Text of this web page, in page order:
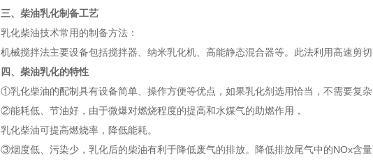
三、柴油乳化制备工艺
乳化柴油技术常用的制备方法：
机械搅拌法主要设备包括搅拌器、纳米乳化机、高能静态混合器等。此法利用高速剪
四、柴油乳化的特性
①乳化柴油的配制具有设备简单、操作方便等优点，如果乳化剂选用恰当，不需要复
②能耗低、节油好，由于微爆对燃烧程度的提高和水煤气的助燃作用，
乳化柴油可提高燃烧率，降低能耗。
③烟度低、污染少，乳化后的柴油有利于降低废气的排放。降低排放尾气中的NOx含